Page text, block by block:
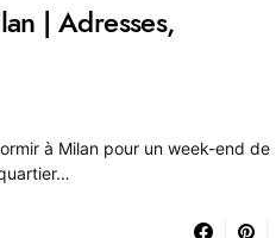
| Adresses,
à Milan pour un week-end de